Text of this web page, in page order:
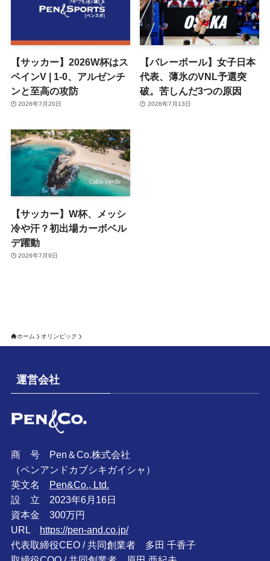
【サッカー】2026W杯はス
ペインV | 1-0、アルゼンチ
ンと至高の攻防
2026年7月20日
【バレーボール】女子日本
代表、薄氷のVNL予選突
破。苦しんだ3つの原因
2026年7月13日
【サッカー】W杯、メッシ
冷や汗？初出場カーボベル
デ躍動
2026年7月9日
ホーム オリンピック
運営会社
商 号 Pen＆Co.株式会社
（ペンアンドカブシキガイシャ）
英文名
Pen&Co., Ltd.
設 立 2023年6月16日
資本金 300万円
URL
https://pen-and.co.jp/
代表取締役CEO / 共同創業者 多田 千香子